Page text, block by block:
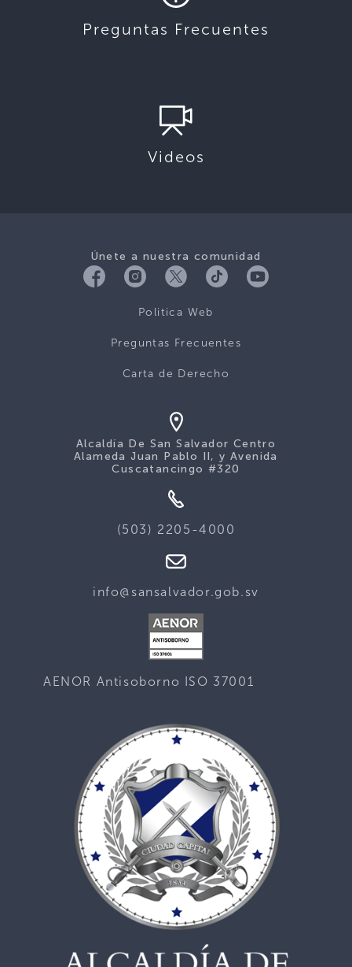
Preguntas Frecuentes
Videos
Únete a nuestra comunidad
Politica Web
Preguntas Frecuentes
Carta de Derecho
Alcaldía De San Salvador Centro
Alameda Juan Pablo II, y Avenida
Cuscatancingo #320
(503) 2205-4000
info@sansalvador.gob.sv
AENOR Antisoborno ISO 37001